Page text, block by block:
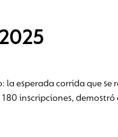
esperada corrida que se
inscripciones, demostró